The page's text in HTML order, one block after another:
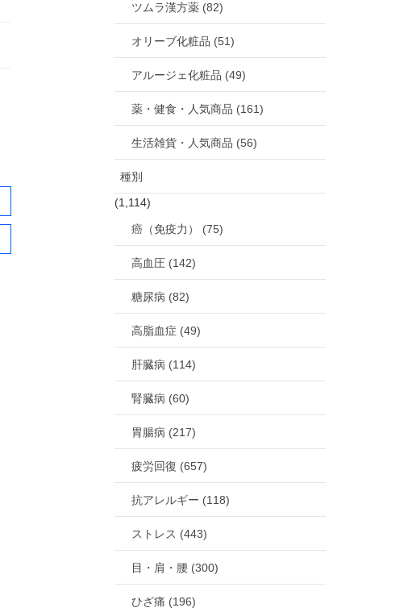
ツムラ漢方薬 (82)
オリーブ化粧品 (51)
アルージェ化粧品 (49)
薬・健食・人気商品 (161)
生活雑貨・人気商品 (56)
種別
(1,114)
癌（免疫力） (75)
高血圧 (142)
糖尿病 (82)
高脂血症 (49)
肝臓病 (114)
腎臓病 (60)
胃腸病 (217)
疲労回復 (657)
抗アレルギー (118)
ストレス (443)
目・肩・腰 (300)
ひざ痛 (196)